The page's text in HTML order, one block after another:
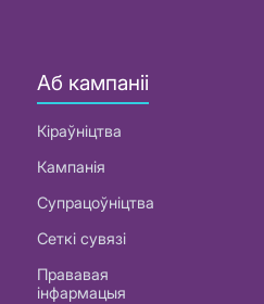
Аб кампаніі
Кіраўніцтва
Кампанія
Супрацоўніцтва
Сеткі сувязі
Прававая
інфармацыя